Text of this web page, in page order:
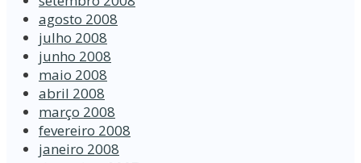
agosto 2008
julho 2008
junho 2008
maio 2008
abril 2008
março 2008
fevereiro 2008
janeiro 2008